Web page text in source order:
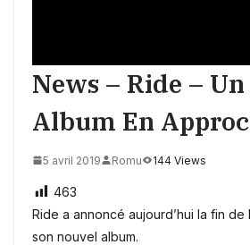
News – Ride –
Album En
5 avril 2019 Romu 144 Views
463
Ride a annoncé aujourd’hui la fin de
son nouvel album.